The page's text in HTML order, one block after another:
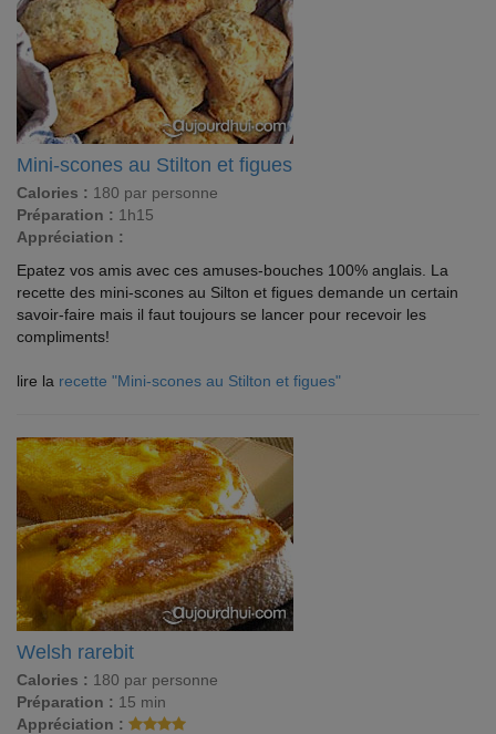
Mini-scones au Stilton et figues
Calories : 180 par personne
Préparation : 1h15
Appréciation :
Epatez vos amis avec ces amuses-bouches 100% anglais. La
recette des mini-scones au Silton et figues demande un certain
savoir-faire mais il faut toujours se lancer pour recevoir les
compliments!
lire la recette "Mini-scones au Stilton et figues"
Welsh rarebit
Calories : 180 par personne
Préparation : 15 min
Appréciation :